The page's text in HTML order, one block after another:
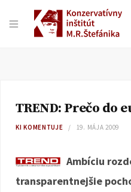
TREND: Prečo do
KI KOMENTUJE 19. MÁJA 2009
Ambíciu
transparentnejšie